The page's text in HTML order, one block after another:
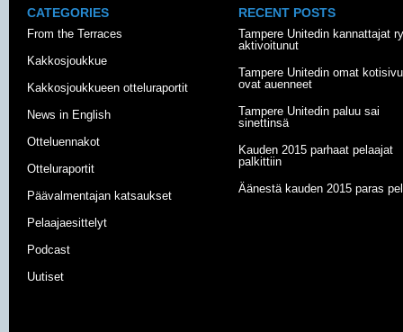
CATEGORIES
From the Terraces
Kakkosjoukkue
Kakkosjoukkueen otteluraportit
News in English
Otteluennakot
Otteluraportit
Päävalmentajan katsaukset
Pelaajaesittelyt
Podcast
Uutiset
RECENT POSTS
Tampere Unitedin kannattajat
aktivoitunut
Tampere Unitedin omat
ovat auenneet
Tampere Unitedin paluu sai
sinettinsä
Kauden 2015 parhaat pelaajat
palkittiin
Äänestä kauden 2015 paras